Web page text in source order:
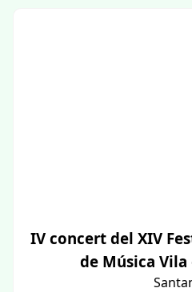
IV concert del XIV
de Música